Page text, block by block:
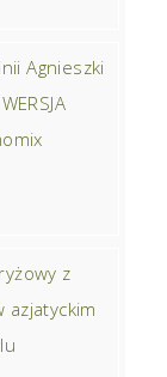
Agnieszki
z
azjatyckim